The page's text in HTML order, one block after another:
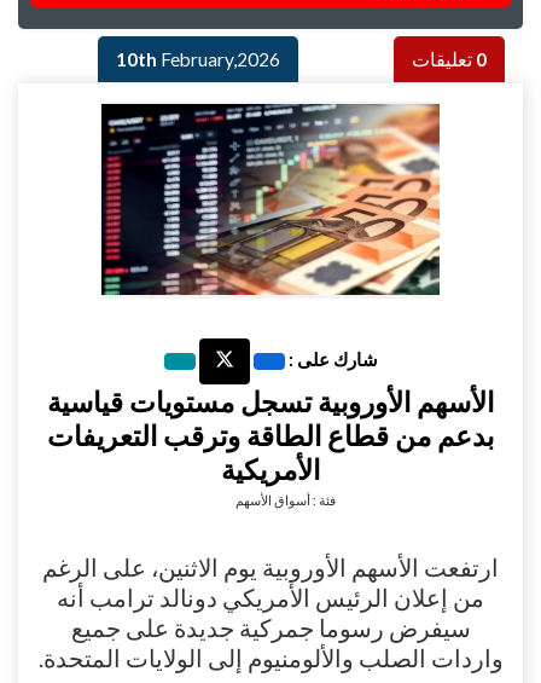
شارك على :
الأسهم الأوروبية تسجل مستويات قياسية
بدعم من قطاع الطاقة وترقب التعريفات
الأمريكية
فئة : أسواق الأسهم
ارتفعت الأسهم الأوروبية يوم الاثنين، على الرغم
من إعلان الرئيس الأمريكي دونالد ترامب أنه
سيفرض رسوما جمركية جديدة على جميع
واردات الصلب والألومنيوم إلى الولايات المتحدة.
10th February,2026 0 تعليقات